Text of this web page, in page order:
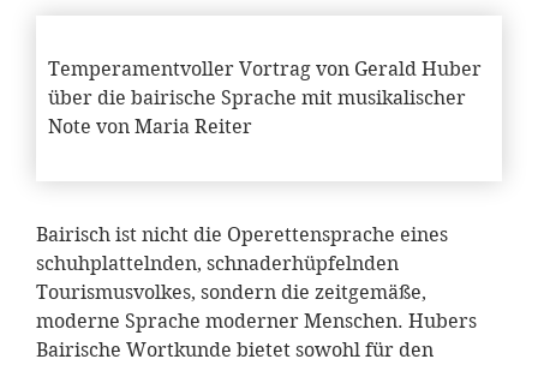
Temperamentvoller Vortrag von Gerald Huber
über die bairische Sprache mit musikalischer
Note von Maria Reiter
Bairisch ist nicht die Operettensprache eines
schuhplattelnden, schnaderhüpfelnden
Tourismusvolkes, sondern die zeitgemäße,
moderne Sprache moderner Menschen. Hubers
Bairische Wortkunde bietet sowohl für den